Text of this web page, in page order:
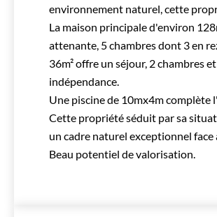
environnement naturel, cette
La maison principale d'environ
attenante, 5 chambres dont 3 en
36m² offre un séjour, 2 chambres
indépendance.
Une piscine de 10mx4m complète
Cette propriété séduit par sa
un cadre naturel exceptionnel face
Beau potentiel de valorisation.